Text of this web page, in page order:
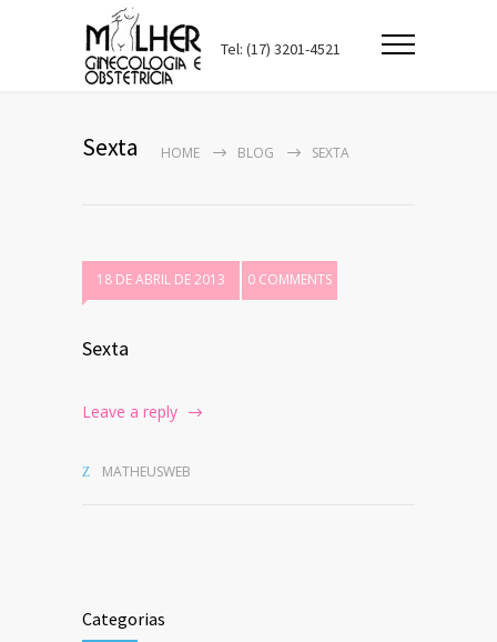
Tel: (17) 3201-4521
Sexta HOME BLOG SEXTA
18 DE ABRIL DE 2013 0 COMMENTS
Sexta
Leave a reply
MATHEUSWEB
Categorias